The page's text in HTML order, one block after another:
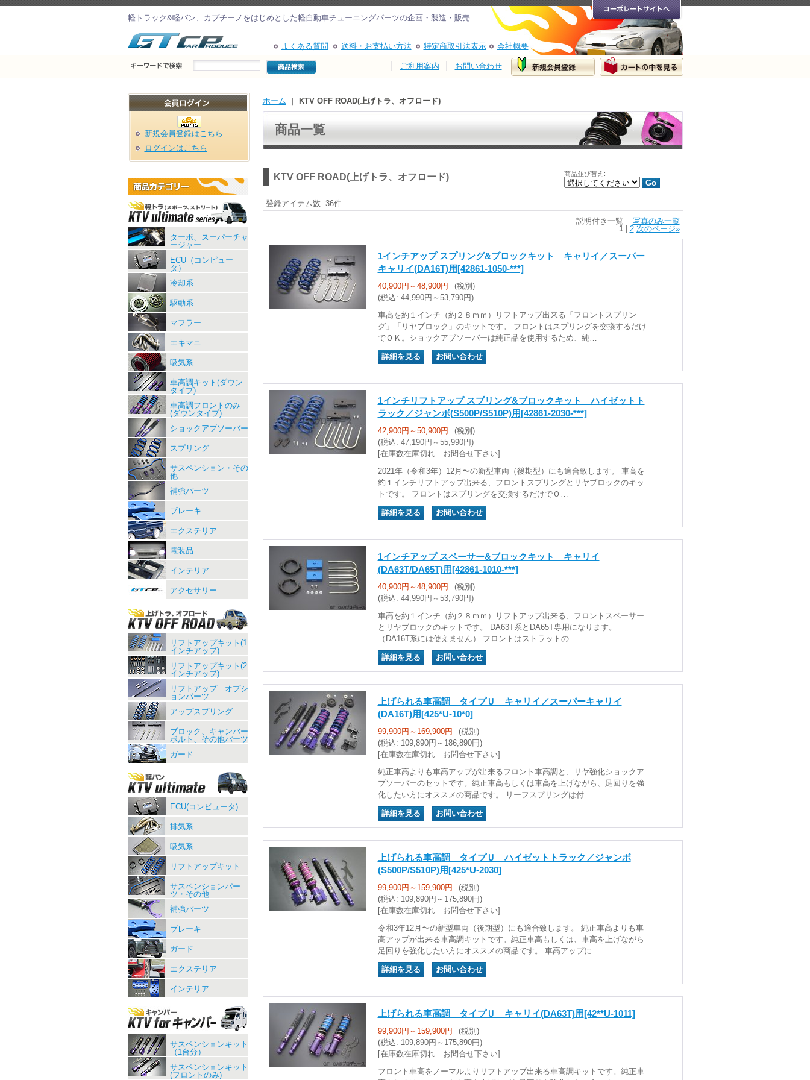
軽トラック&軽バン、カプチーノをはじめとした軽自動車チューニングパーツの企画・製造・販売
よくある質問 送料・お支払い方法 特定商取引法表示 会社概要
ご利用案内 お問い合わせ
新規会員登録はこちら
ログインはこちら
ターボ、スーパーチャ
ージャー
ECU（コンピュー
タ）
冷却系
駆動系
マフラー
エキマニ
吸気系
車高調キット(ダウン
タイプ)
車高調フロントのみ
(ダウンタイプ)
ショックアブソーバー
スプリング
サスペンション・その
他
補強パーツ
ブレーキ
エクステリア
電装品
インテリア
アクセサリー
リフトアップキット(1
インチアップ)
リフトアップキット(2
インチアップ)
リフトアップ オプシ
ョンパーツ
アップスプリング
ブロック、キャンバー
ボルト、その他パーツ
ガード
ECU(コンピュータ)
排気系
吸気系
リフトアップキット
サスペンションパー
ツ・その他
補強パーツ
ブレーキ
ガード
エクステリア
インテリア
サスペンションキット
（1台分）
サスペンションキット
(フロントのみ)
ホーム ｜ KTV OFF ROAD(上げトラ、オフロード)
商品一覧
KTV OFF ROAD(上げトラ、オフロード) 商品並び替え :
登録アイテム数: 36件
説明付き一覧 写真のみ一覧
1| 2 次のページ»
1インチアップ スプリング&ブロックキット キャリイ／スーパー
キャリイ(DA16T)用 [42861-1050-***]
40,900円～48,900円
(税別)
(税込: 44,990円～53,790円)
車高を約１インチ（約２８ｍｍ）リフトアップ出来る「フロントスプリン
グ」「リヤブロック」のキットです。 フロントはスプリングを交換するだけ
でＯＫ。ショックアブソーバーは純正品を使用するため、純…
1インチリフトアップ スプリング&ブロックキット ハイゼットト
ラック／ジャンボ(S500P/S510P)用 [42861-2030-***]
42,900円～50,900円
(税別)
(税込: 47,190円～55,990円)
[在庫数在庫切れ お問合せ下さい]
2021年（令和3年）12月〜の新型車両（後期型）にも適合致します。 車高を
約１インチリフトアップ出来る、フロントスプリングとリヤブロックのキッ
トです。 フロントはスプリングを交換するだけでＯ…
1インチアップ スペーサー&ブロックキット キャリイ
(DA63T/DA65T)用 [42861-1010-***]
40,900円～48,900円
(税別)
(税込: 44,990円～53,790円)
車高を約１インチ（約２８ｍｍ）リフトアップ出来る、フロントスペーサー
とリヤブロックのキットです。 DA63T系とDA65T専用になります。
（DA16T系には使えません） フロントはストラットの…
上げられる車高調 タイプＵ キャリイ／スーパーキャリイ
(DA16T)用 [425*U-10*0]
99,900円～169,900円
(税別)
(税込: 109,890円～186,890円)
[在庫数在庫切れ お問合せ下さい]
純正車高よりも車高アップが出来るフロント車高調と、リヤ強化ショックア
ブソーバーのセットです。純正車高もしくは車高を上げながら、足回りを強
化したい方にオススメの商品です。 リーフスプリングは付…
上げられる車高調 タイプＵ ハイゼットトラック／ジャンボ
(S500P/S510P)用 [425*U-2030]
99,900円～159,900円
(税別)
(税込: 109,890円～175,890円)
[在庫数在庫切れ お問合せ下さい]
令和3年12月〜の新型車両（後期型）にも適合致します。 純正車高よりも車
高アップが出来る車高調キットです。純正車高もしくは、車高を上げながら
足回りを強化したい方にオススメの商品です。 車高アップに…
上げられる車高調 タイプＵ キャリイ(DA63T)用 [42**U-1011]
99,900円～159,900円
(税別)
(税込: 109,890円～175,890円)
[在庫数在庫切れ お問合せ下さい]
フロント車高をノーマルよりリフトアップ出来る車高調キットです。純正車